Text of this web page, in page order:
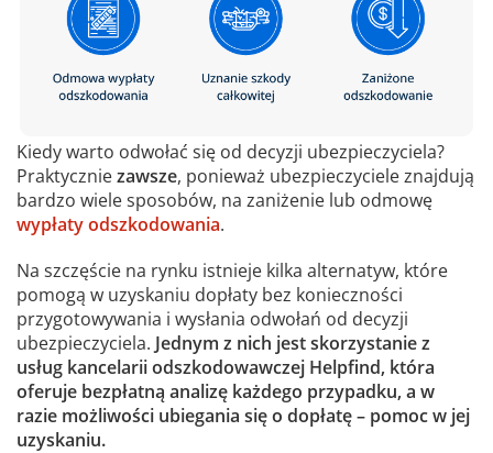
Kiedy warto odwołać się od decyzji ubezpieczyciela?
Praktyczniezawsze, ponieważ ubezpieczyciele znajdują
bardzo wiele sposobów, na zaniżenie lub odmowę
wypłaty odszkodowania.
Na szczęście na rynku istnieje kilka alternatyw, które
pomogą w uzyskaniu dopłaty bez konieczności
przygotowywania i wysłania odwołań od decyzji
ubezpieczyciela. Jednym z nich jest skorzystanie z
usług kancelarii odszkodowawczej Helpfind, która
oferuje bezpłatną analizę każdego przypadku, a w
razie możliwości ubiegania się o dopłatę – pomoc w jej
uzyskaniu.